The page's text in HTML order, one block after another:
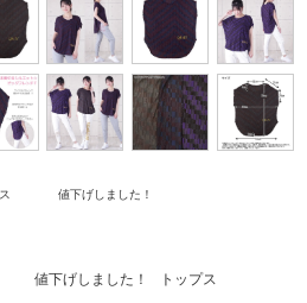
ス 値下げしました！
下げしました！ トップス